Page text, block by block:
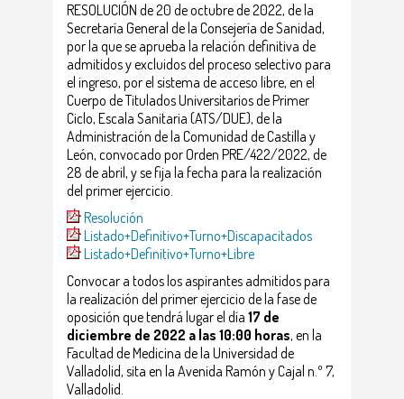
RESOLUCIÓN de 20 de octubre de 2022, de la
Secretaría General de la Consejería de Sanidad,
por la que se aprueba la relación definitiva de
admitidos y excluidos del proceso selectivo para
el ingreso, por el sistema de acceso libre, en el
Cuerpo de Titulados Universitarios de Primer
Ciclo, Escala Sanitaria (ATS/DUE), de la
Administración de la Comunidad de Castilla y
León, convocado por Orden PRE/422/2022, de
28 de abril, y se fija la fecha para la realización
del primer ejercicio.
Resolución
Listado+Definitivo+Turno+Discapacitados
Listado+Definitivo+Turno+Libre
Convocar a todos los aspirantes admitidos para
la realización del primer ejercicio de la fase de
oposición que tendrá lugar el día 17 de
diciembre de 2022 a las 10:00 horas, en la
Facultad de Medicina de la Universidad de
Valladolid, sita en la Avenida Ramón y Cajal n.º 7,
Valladolid.